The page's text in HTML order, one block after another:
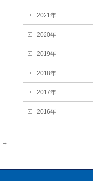
→
2021年
2020年
2019年
2018年
2017年
2016年